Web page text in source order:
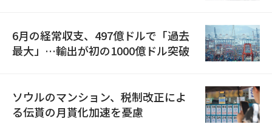
6月の経常収支、497億ドルで「過去
最大」…輸出が初の1000億ドル突破
ソウルのマンション、税制改正によ
る伝貰の月貰化加速を憂慮